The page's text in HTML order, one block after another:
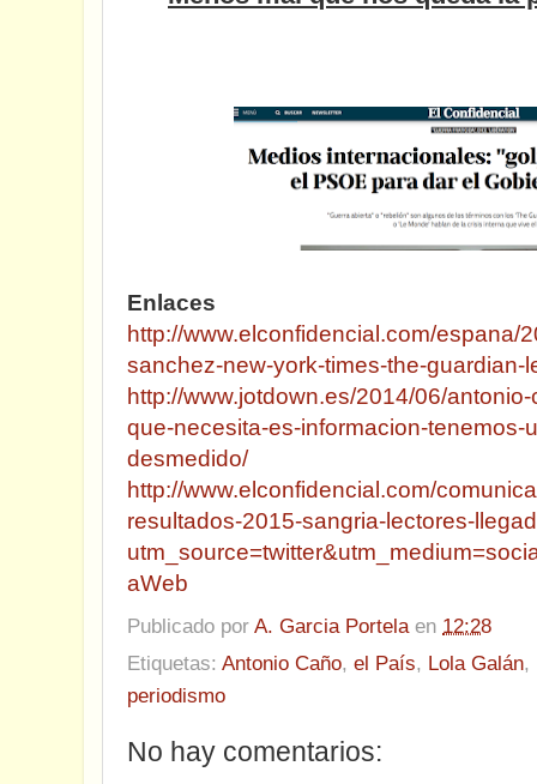
Enlaces
http://www.elconfidencial.com/espana/
sanchez-new-york-times-the-guardian-
http://www.jotdown.es/2014/06/
que-necesita-es-informacion-tenemos-
desmedido/
http://www.elconfidencial.com/
resultados-2015-sangria-lectores-
aWeb
Publicado por A. Garcia Portela en 12:28
Etiquetas: Antonio Caño, el País, Lola Galán,
periodismo
No hay comentarios: